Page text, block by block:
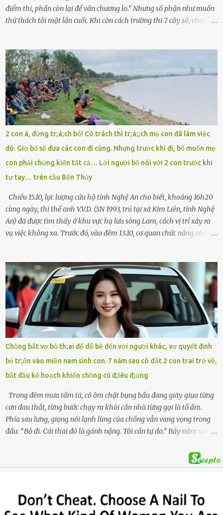
điểm thi, phần còn lại để văn chương lo.” Nhưng số phận như muốn
thử thách tôi một lần cuối. Khi còn cách trường thi 7 cây số, chiếc xe
sực nhớ – điện thoại đang sạc, sáng nay quên mang theo! Giữa con
đường thưa thớt người qua lại, tôi hoảng loạn vẫy tay xin đi nhờ. –
Chú ơi, cháu đi thi, xe hỏng rồi! Làm ơn cho cháu đi nhờ với! – Cô ơi,
giúp cháu với, cháu không có điện thoại… Người thì lắc đầu. Người
thì tăng ga tránh xa như né một kẻ lừa đảo. Tôi gào lên giữa đường
như một kẻ mất trí. Vô ích. 6h10. Còn hơn 30 phút nữa. Trong đầu
tôi chỉ có một lựa chọn duy nhất: chạy. Tôi quăng xe vào vệ đường,
rút tờ giấy báo dự thi nhét túi áo, đeo ba lô và chạy . Chạy miết.
Chạy không ngừng. Qua ngã...
2 con à, đừng tr;á;ch bố! Có trách thì tr;á;;ch mẹ con đã làm việc
đó. Giờ bố sẽ đưa các con đi cùng. Nhưng trước khi đi, bố muốn mẹ
con phải chứng kiến tất cả… Lời người bố nói với 2 con trước khi
tự tay… trên cầu Bến Thủy
Chiều 15.10, lực lượng cứu hộ tỉnh Nghệ An cho biết, khoảng 16h20
cùng ngày, thi thể anh V.V.D. (SN 1993, trú tại xã Kim Liên, tỉnh Nghệ
An) đã được tìm thấy ở khu vực hạ lưu sông Lam, cách vị trí xảy ra
vụ việc không xa. Trước đó, vào đêm 13.10, cơ quan chức năng nhận
– rồi để lại xe máy trên cầu, ôm theo 2 con gái nhỏ nhảy xuống
sông. Người thân và hàng xóm ngóng chờ thông tin tìm kiếm 3 bố
con mất tích trên sông Lam sau vụ nhảy cầu. Ảnh: Hải Dương Tại
hiện trường, người dân phát hiện một chiếc xe máy mang biển kiểm
soát Nghệ An cùng hai chiếc cặp học sinh. Ngay trong đêm, lực
lượng chức năng phối hợp cùng các đội cứu hộ tình nguyện triển
khai tìm kiếm. Danh tính các nạn nhân được xác định là anh V.V.D.
và 2 con gái là cháu V.H.B. (SN 2020) và V.G.T. (SN 2021). Hai cháu là
con của anh D. và chị B.T.Y. (SN 1999). Lực lượng cứu hộ đã tiến hành
bàn giao t...
Chồng bắt vợ bỏ th;ai để dễ bề đến với người khác, vợ quyết định
bỏ tr;ốn vào miền nam sinh con. 7 năm sau cô dắt 2 con trai trở về,
bắt đầu kế hoạch khiến chồng cũ đ;iêu đ;ứng
Trong đêm mưa tầm tã, cô ôm chặt bụng bầu đang giãy giụa từng
cơn đau thắt, từng bước chạy ra khỏi căn nhà từng gọi là tổ ấm.
Phía sau lưng, giọng nói lạnh lùng của chồng vẫn vang vọng trong
đầu: “Bỏ đi. Cái thai đó là gánh nặng. Tôi cần tự do.” Bảy năm sau,
kế hoạch được chuẩn bị kỹ lưỡng để người đàn ông phản bội ấy
phải trả giá … Hà Nội, mùa thu năm 2018, cái lạnh len lỏi qua từng
linh bé bỏng đang lớn dần từng ngày. Cô chưa bao giờ nghĩ mình sẽ